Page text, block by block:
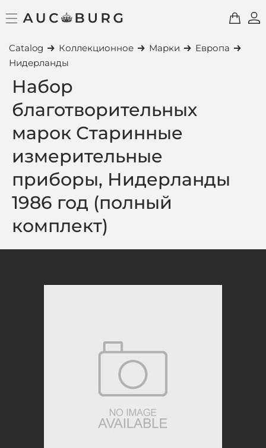
Catalog Коллекционное Марки
Европа
Нидерланды
Набор
благотворительных
марок Старинные
измерительные
приборы, Нидерланды
1986 год (полный
комплект)